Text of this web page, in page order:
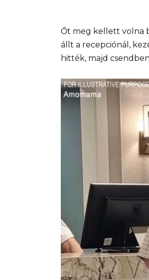
Őt meg kellett volna
állt a recepciónál,
hitték, majd